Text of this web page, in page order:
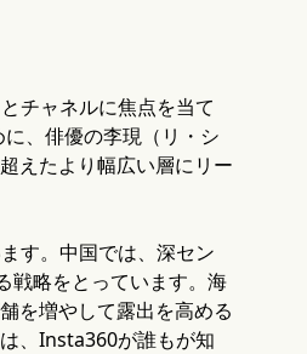
チャネルに焦点を当て
、俳優の李現（リ・シ
えたより幅広い層にリー
す。中国では、深セン
戦略をとっています。海
を増やして露出を高める
、Insta360が誰もが知